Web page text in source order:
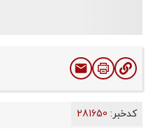
کدخبر: